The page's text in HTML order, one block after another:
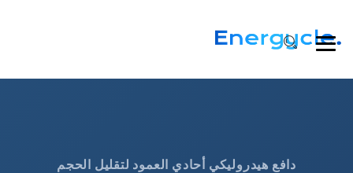
دافع هيدروليكي أحادي العمود لتقليل الحجم